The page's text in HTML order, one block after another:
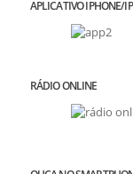
APLICATIVO IPHONE/
RÁDIO ONLINE